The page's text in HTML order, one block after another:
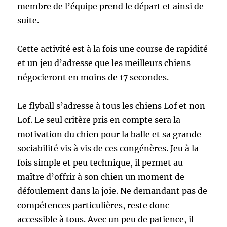
membre de l’équipe prend le départ et ainsi de
suite.
Cette activité est à la fois une course de rapidité
et un jeu d’adresse que les meilleurs chiens
négocieront en moins de 17 secondes.
Le flyball s’adresse à tous les chiens Lof et non
Lof. Le seul critère pris en compte sera la
motivation du chien pour la balle et sa grande
sociabilité vis à vis de ces congénères. Jeu à la
fois simple et peu technique, il permet au
maître d’offrir à son chien un moment de
défoulement dans la joie. Ne demandant pas de
compétences particulières, reste donc
accessible à tous. Avec un peu de patience, il